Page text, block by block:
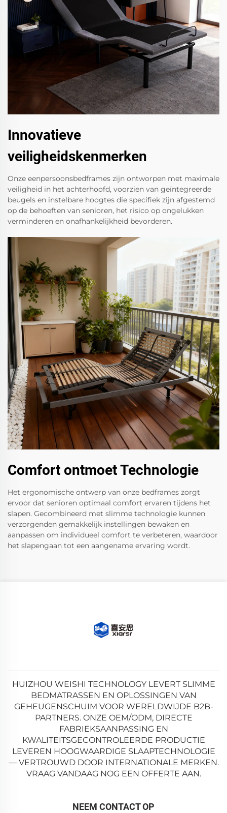
Innovatieve
veiligheidskenmerken
Onze eenpersoonsbedframes zijn ontworpen met maximale
veiligheid in het achterhoofd, voorzien van geïntegreerde
beugels en instelbare hoogtes die specifiek zijn afgestemd
op de behoeften van senioren, het risico op ongelukken
verminderen en onafhankelijkheid bevorderen.
Comfort ontmoet Technologie
Het ergonomische ontwerp van onze bedframes zorgt
ervoor dat senioren optimaal comfort ervaren tijdens het
slapen. Gecombineerd met slimme technologie kunnen
verzorgenden gemakkelijk instellingen bewaken en
aanpassen om individueel comfort te verbeteren, waardoor
het slapengaan tot een aangename ervaring wordt.
HUIZHOU WEISHI TECHNOLOGY LEVERT SLIMME
BEDMATRASSEN EN OPLOSSINGEN VAN
GEHEUGENSCHUIM VOOR WERELDWIJDE B2B-
PARTNERS. ONZE OEM/ODM, DIRECTE
FABRIEKSAANPASSING EN
KWALITEITSGECONTROLEERDE PRODUCTIE
LEVEREN HOOGWAARDIGE SLAAPTECHNOLOGIE
— VERTROUWD DOOR INTERNATIONALE MERKEN.
VRAAG VANDAAG NOG EEN OFFERTE AAN.
NEEM CONTACT OP